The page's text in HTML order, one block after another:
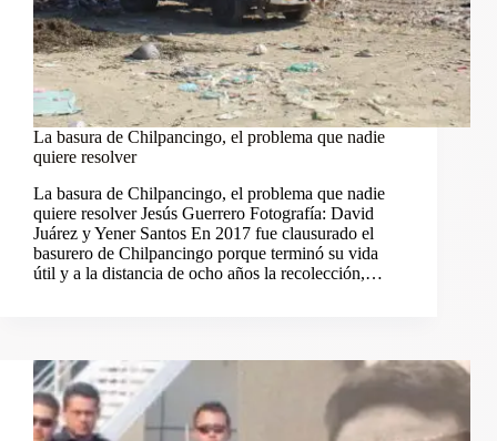
La basura de Chilpancingo, el problema que nadie
quiere resolver
La basura de Chilpancingo, el problema que nadie
quiere resolver Jesús Guerrero Fotografía: David
Juárez y Yener Santos En 2017 fue clausurado el
basurero de Chilpancingo porque terminó su vida
útil y a la distancia de ocho años la recolección,…